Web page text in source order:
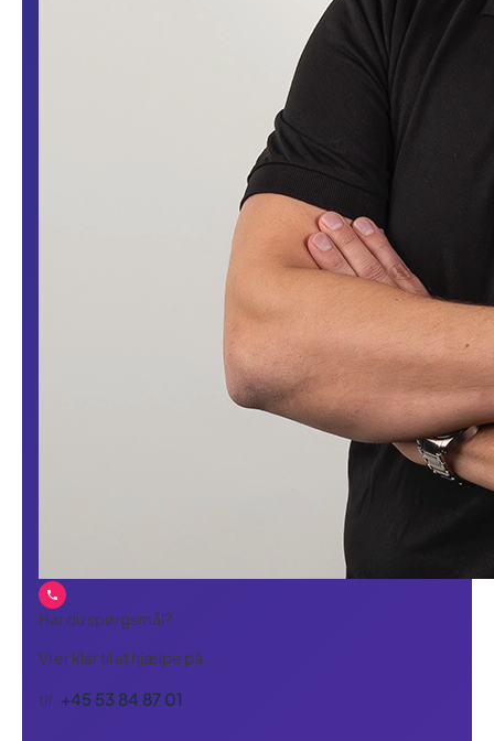
Har du spørgsmål?
Vi er klar til at hjælpe på
tlf. +45 53 84 87 01